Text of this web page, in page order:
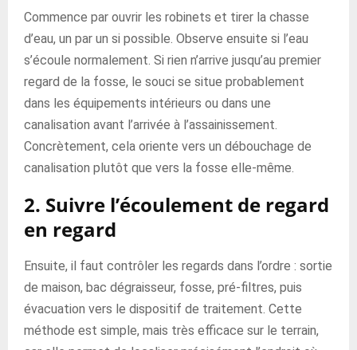
Commence par ouvrir les robinets et tirer la chasse
d’eau, un par un si possible. Observe ensuite si l’eau
s’écoule normalement. Si rien n’arrive jusqu’au premier
regard de la fosse, le souci se situe probablement
dans les équipements intérieurs ou dans une
canalisation avant l’arrivée à l’assainissement.
Concrètement, cela oriente vers un débouchage de
canalisation plutôt que vers la fosse elle-même.
2. Suivre l’écoulement de regard
en regard
Ensuite, il faut contrôler les regards dans l’ordre : sortie
de maison, bac dégraisseur, fosse, pré-filtres, puis
évacuation vers le dispositif de traitement. Cette
méthode est simple, mais très efficace sur le terrain,